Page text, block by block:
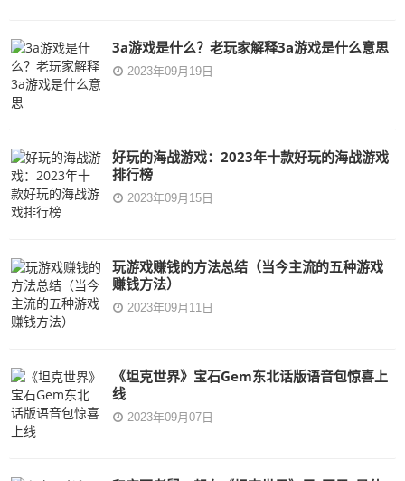
3a游戏是什么？老玩家解释3a游戏是什么意思
2023年09月19日
好玩的海战游戏：2023年十款好玩的海战游戏
排行榜
2023年09月15日
玩游戏赚钱的方法总结（当今主流的五种游戏
赚钱方法）
2023年09月11日
《坦克世界》宝石Gem东北话版语音包惊喜上
线
2023年09月07日